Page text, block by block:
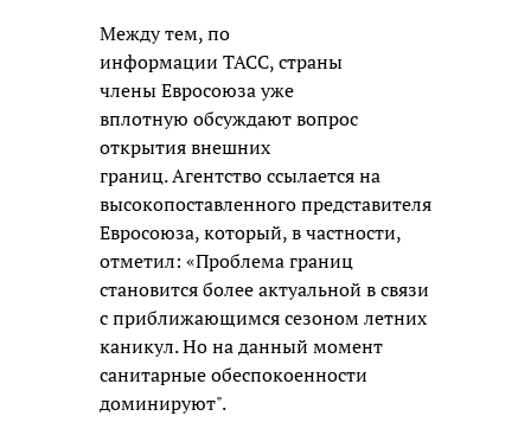
Между тем, по
информации ТАСС, страны
члены Евросоюза уже
вплотную обсуждают вопрос
открытия внешних
границ. Агентство ссылается на
высокопоставленного представителя
Евросоюза, который, в частности,
отметил: «Проблема границ
становится более актуальной в связи
с приближающимся сезоном летних
каникул. Но на данный момент
санитарные обеспокоенности
доминируют".